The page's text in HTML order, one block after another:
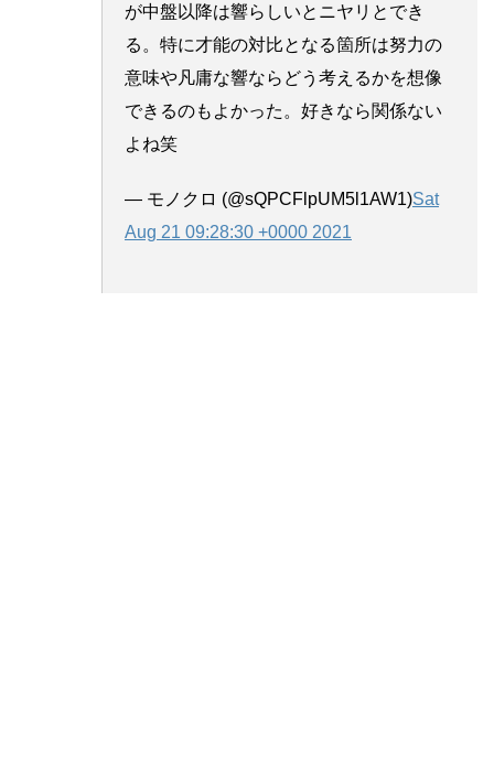
が中盤以降は響らしいとニヤリとでき
る。特に才能の対比となる箇所は努力の
意味や凡庸な響ならどう考えるかを想像
できるのもよかった。好きなら関係ない
よね笑
— モノクロ (@sQPCFlpUM5l1AW1)Sat
Aug 21 09:28:30 +0000 2021